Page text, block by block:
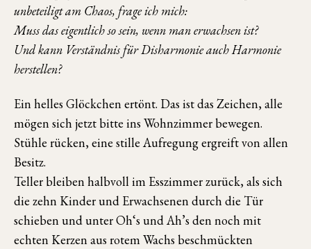
unbeteiligt am Chaos, frage ich mich:
Muss das eigentlich so sein, wenn man erwachsen ist?
Und kann Verständnis für Disharmonie auch Harmonie
herstellen?
Ein helles Glöckchen ertönt. Das ist das Zeichen, alle
mögen sich jetzt bitte ins Wohnzimmer bewegen.
Stühle rücken, eine stille Aufregung ergreift von allen
Besitz.
Teller bleiben halbvoll im Esszimmer zurück, als sich
die zehn Kinder und Erwachsenen durch die Tür
schieben und unter Oh‘s und Ah’s den noch mit
echten Kerzen aus rotem Wachs beschmückten